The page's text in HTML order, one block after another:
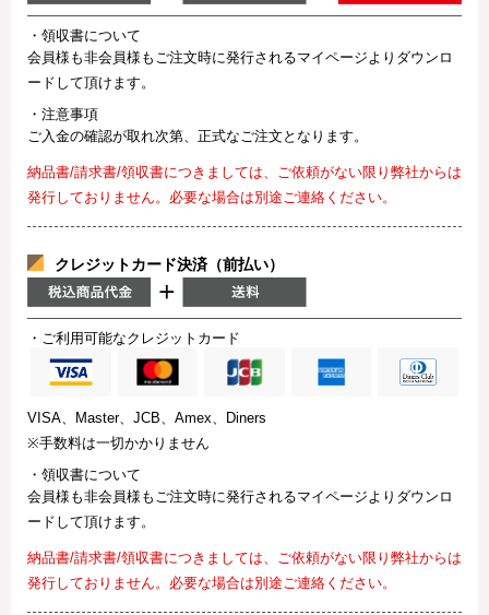
・領収書について
会員様も非会員様もご注文時に発行されるマイページよりダウンロ
ードして頂けます。
・注意事項
ご入金の確認が取れ次第、正式なご注文となります。
納品書/請求書/領収書につきましては、ご依頼がない限り弊社からは
発行しておりません。必要な場合は別途ご連絡ください。
クレジットカード決済（前払い）
・ご利用可能なクレジットカード
VISA、Master、JCB、Amex、Diners
※手数料は一切かかりません
・領収書について
会員様も非会員様もご注文時に発行されるマイページよりダウンロ
ードして頂けます。
納品書/請求書/領収書につきましては、ご依頼がない限り弊社からは
発行しておりません。必要な場合は別途ご連絡ください。